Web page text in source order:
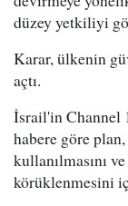
düzey yetkiliyi
Karar, ülkenin
açtı.
İsrail'in Channel
habere göre
kullanılmasını
körüklenmesini